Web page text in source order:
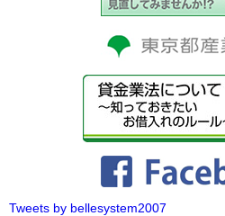
Tweets by bellesystem2007